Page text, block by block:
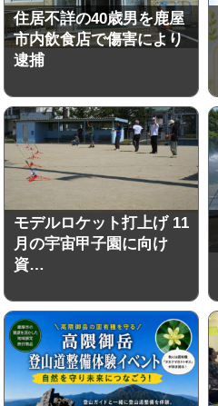
住居不詳の40歳男を鹿屋
市内飲食店で傷害により
逮捕
モデルロケット打上げ 11
月の宇宙甲子園に向け
資…